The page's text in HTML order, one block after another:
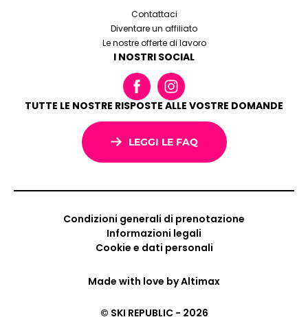
Contattaci
Diventare un affiliato
Le nostre offerte di lavoro
I NOSTRI SOCIAL
TUTTE LE NOSTRE RISPOSTE ALLE VOSTRE DOMANDE
LEGGI LE FAQ
© SKI REPUBLIC - 2026
Condizioni generali di prenotazione
Informazioni legali
Cookie e dati personali
Made with love byAltimax